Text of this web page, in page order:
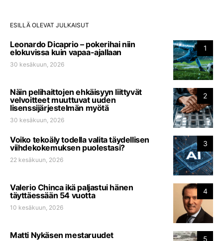
ESILLÄ OLEVAT JULKAISUT
1
Leonardo Dicaprio – pokerihai niin
elokuvissa kuin vapaa-ajallaan
30 kesäkuun, 2026
2
Näin pelihaittojen ehkäisyyn liittyvät
velvoitteet muuttuvat uuden
lisenssijärjestelmän myötä
30 kesäkuun, 2026
3
Voiko tekoäly todella valita täydellisen
viihdekokemuksen puolestasi?
22 kesäkuun, 2026
4
Valerio Chinca ikä paljastui hänen
täyttäessään 54 vuotta
10 kesäkuun, 2026
5
Matti Nykäsen mestaruudet